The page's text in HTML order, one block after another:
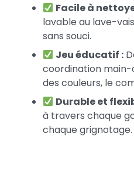
Facile à
lavable au lave-
sans souci.
Jeu éducatif :
coordination
des couleurs, le
Durable et
à travers chaque
chaque grignotage.